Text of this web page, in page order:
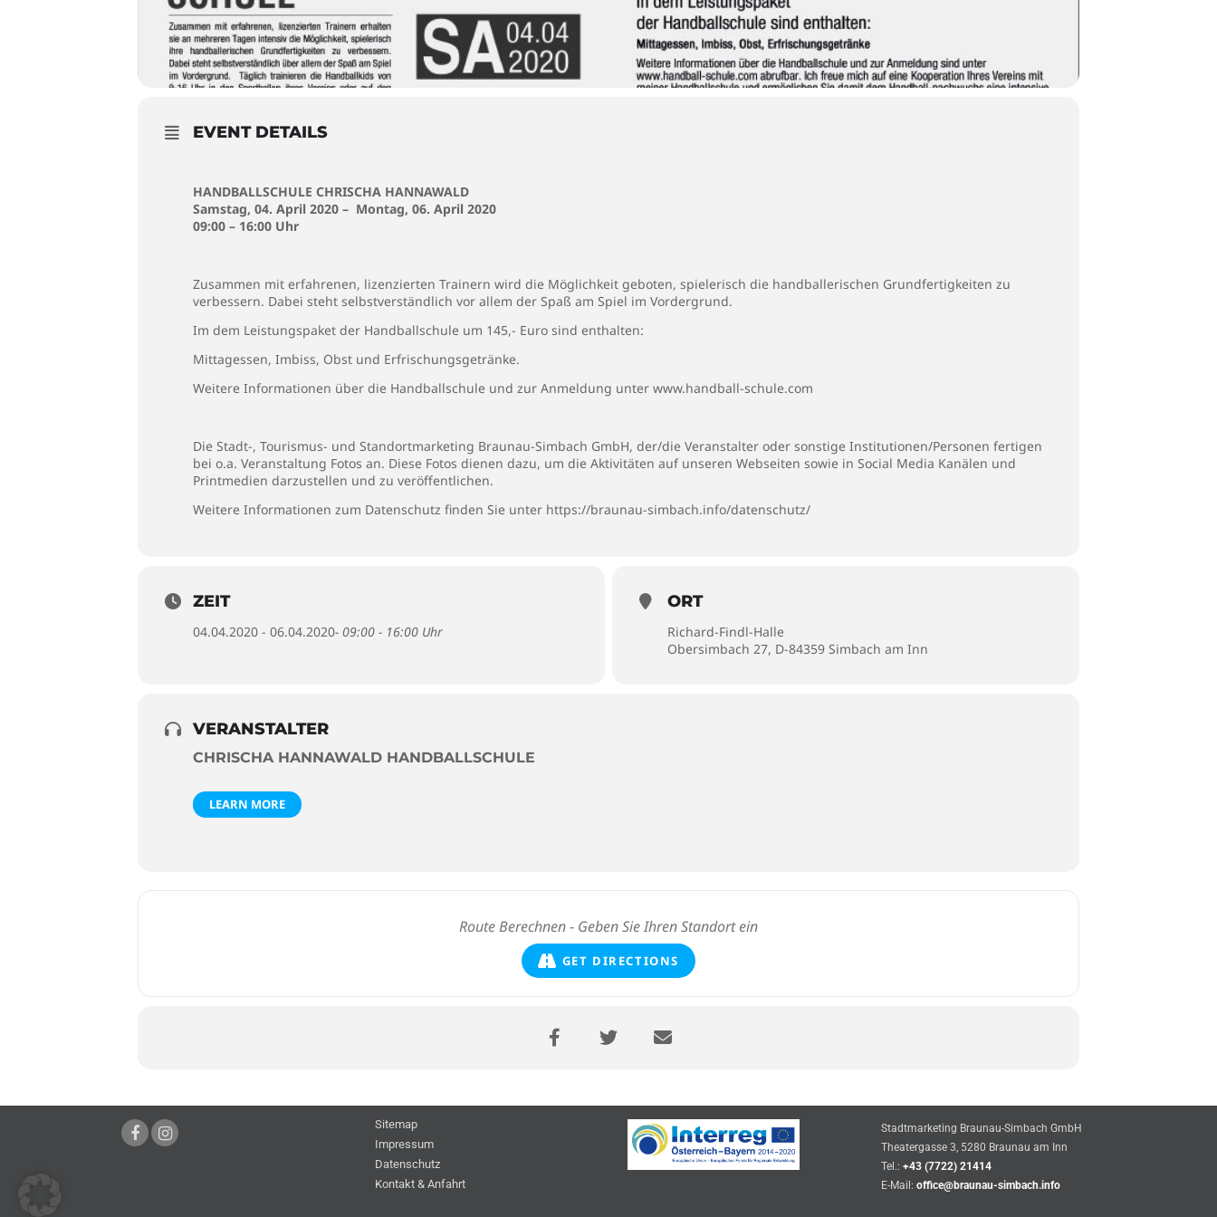
EVENT DETAILS
HANDBALLSCHULE CHRISCHA HANNAWALD
Samstag, 04. April 2020 – Montag, 06. April 2020
09:00 – 16:00 Uhr
Zusammen mit erfahrenen, lizenzierten Trainern wird die Möglichkeit geboten, spielerisch die handballerischen Grundfertigkeiten zu
verbessern. Dabei steht selbstverständlich vor allem der Spaß am Spiel im Vordergrund.
Im dem Leistungspaket der Handballschule um 145,- Euro sind enthalten:
Mittagessen, Imbiss, Obst und Erfrischungsgetränke.
Weitere Informationen über die Handballschule und zur Anmeldung unter www.handball-schule.com
Die Stadt-, Tourismus- und Standortmarketing Braunau-Simbach GmbH, der/die Veranstalter oder sonstige Institutionen/Personen fertigen
bei o.a. Veranstaltung Fotos an. Diese Fotos dienen dazu, um die Aktivitäten auf unseren Webseiten sowie in Social Media Kanälen und
Printmedien darzustellen und zu veröffentlichen.
Weitere Informationen zum Datenschutz finden Sie unter https://braunau-simbach.info/datenschutz/
ZEIT
04.04.2020 - 06.04.2020- 09:00 - 16:00 Uhr
ORT
Richard-Findl-Halle
Obersimbach 27, D-84359 Simbach am Inn
VERANSTALTER
CHRISCHA HANNAWALD HANDBALLSCHULE
LEARN MORE
GET DIRECTIONS
Sitemap
Impressum
Datenschutz
Kontakt & Anfahrt
Stadtmarketing Braunau-Simbach GmbH
Theatergasse 3, 5280 Braunau am Inn
Tel.: +43 (7722) 21414
E-Mail: office@braunau-simbach.info